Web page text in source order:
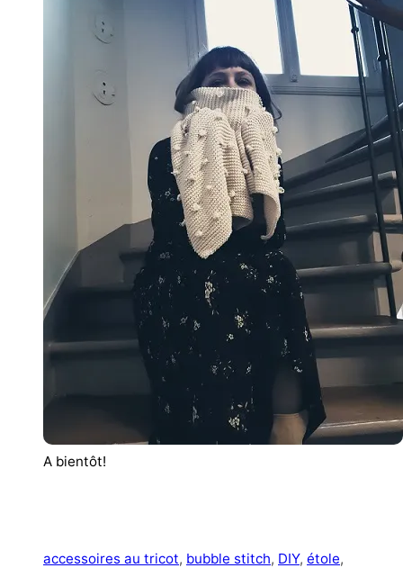
A bientôt!
accessoires au tricot, bubble stitch, DIY, étole